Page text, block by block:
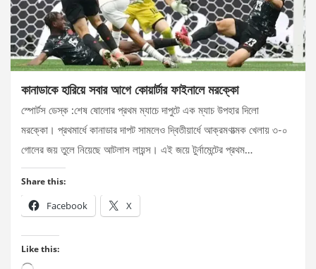
কানাডাকে হারিয়ে সবার আগে কোয়ার্টার ফাইনালে মরক্কো
স্পোর্টস ডেস্ক :শেষ ষোলোর প্রথম ম্যাচে দাপুটে এক ম্যাচ উপহার দিলো
মরক্কো। প্রথমার্ধে কানাডার দাপট সামলেও দ্বিতীয়ার্ধে আক্রমণাত্মক খেলায় ৩-০
গোলের জয় তুলে নিয়েছে আটলাস লায়ন্স। এই জয়ে টুর্নামেন্টের প্রথম…
Share this:
Facebook X
Like this: